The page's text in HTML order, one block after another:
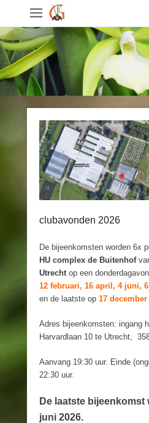
clubavonden 2026
De bijeenkomsten worden 6x
HU complex de Buitenhof
Utrecht op een
12 februari, 16 april, 4 juni,
en de laatste op 17 december
Adres bijeenkomsten: ingang
Harvardlaan 10 te Utrecht,
Aanvang 19:30 uur. Einde
22:30 uur.
De laatste bijeenkomst
juni 2026.